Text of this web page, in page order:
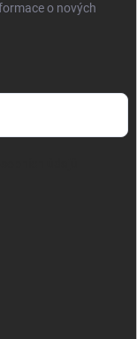
o nových